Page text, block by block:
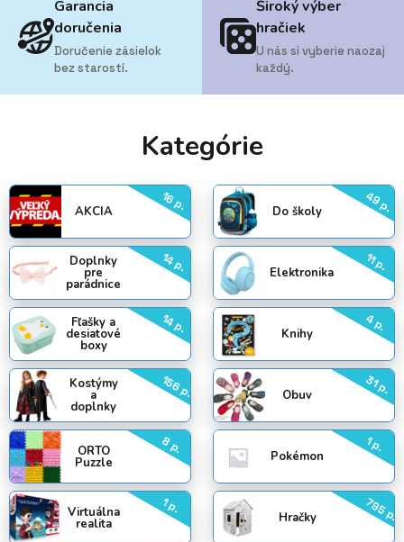
Garancia
doručenia
Doručenie zásielok
bez starostí.
Široký výber
hračiek
U nás si vyberie naozaj
každý.
Kategórie
AKCIA 16 p. Do školy 49 p.
Doplnky
pre
parádnice
14 p. Elektronika 11 p.
Fľašky a
desiatové
boxy
14 p. Knihy
4 p.
Kostýmy
a
doplnky
156 p. Obuv 31 p.
ORTO
Puzzle
8 p.
Pokémon
1 p.
Virtuálna
realita
1 p.
Hračky 795 p.